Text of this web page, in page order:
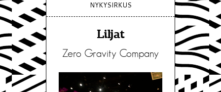
NYKYSIRKUS
Liljat
Zero Gravity Company